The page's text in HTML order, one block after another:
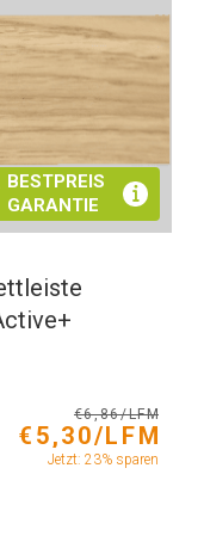
BESTPREIS
GARANTIE
€6,86/LFM
€5,30/LFM
Jetzt: 23% sparen